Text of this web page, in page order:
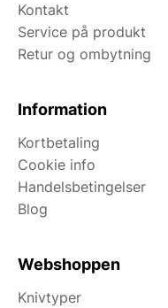
Kontakt
Service på produkt
Retur og ombytning
Information
Kortbetaling
Cookie info
Handelsbetingelser
Blog
Webshoppen
Knivtyper